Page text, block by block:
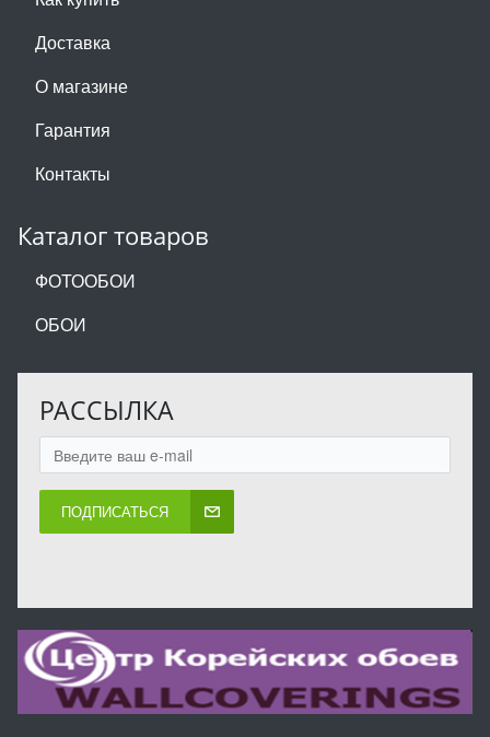
Доставка
О магазине
Гарантия
Контакты
Каталог товаров
ФОТООБОИ
ОБОИ
РАССЫЛКА
ПОДПИСАТЬСЯ